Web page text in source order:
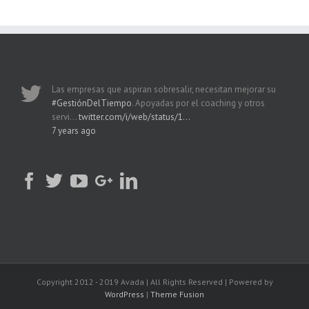
Las empresas que aspiran sobresalir, necesitan mejorar su
#GestiónDelTiempo. Apoyadas por el coaching y otros
servi…twitter.com/i/web/status/1…
7 years ago
Copyright 2012 - 2019 Avada | All Rights Reserved | Powered by
WordPress | Theme Fusion